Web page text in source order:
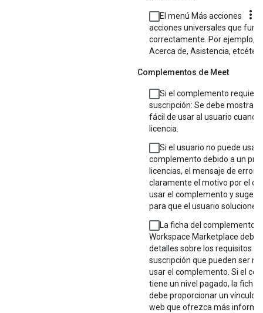
El menú Más acciones more_vert
acciones universales que
correctamente. Por ejemplo,
Acerca de, Asistencia,
Complementos de Meet
Si el complemento
suscripción: Se debe mostrar
fácil de usar al usuario
licencia.
Si el usuario no puede usar
complemento debido a un
licencias, el mensaje de error
claramente el motivo por el
usar el complemento y sugerir
para que el usuario solucione
La ficha del complemento
Workspace Marketplace debe
detalles sobre los requisitos
suscripción que pueden ser
usar el complemento. Si el
tiene un nivel pagado, la ficha
debe proporcionar un vínculo
web que ofrezca más